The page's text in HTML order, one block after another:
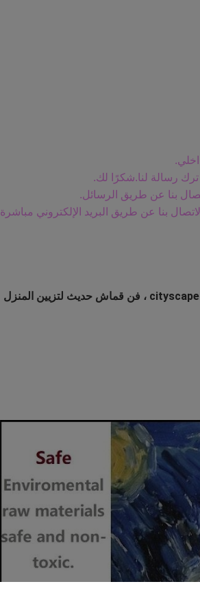
ترك رسالة لنا.شكرًا لك.
بنا عن طريق البريد الإلكتروني مباشرة